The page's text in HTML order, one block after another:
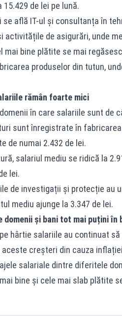
de lei pe lună.
se află IT-ul și consultanța în
activitățile de asigurări, unde
mai bine plătite se mai
produselor din tutun,
rămân foarte mici
în care salariile sunt de
sunt înregistrate în
de numai 2.432 de lei.
salariul mediu se ridică la
lei.
de investigații și protecție au
mediu ajunge la 3.347 de lei.
și bani tot mai puțini în
hârtie salariile au continuat
aceste creșteri din cauza
salariale dintre diferitele
bine și cele mai slab plătite